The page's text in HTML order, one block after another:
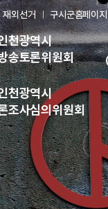
재외선거 구시군홈페이지
천광역시
송토론위원회
천광역시
조사심의위원회